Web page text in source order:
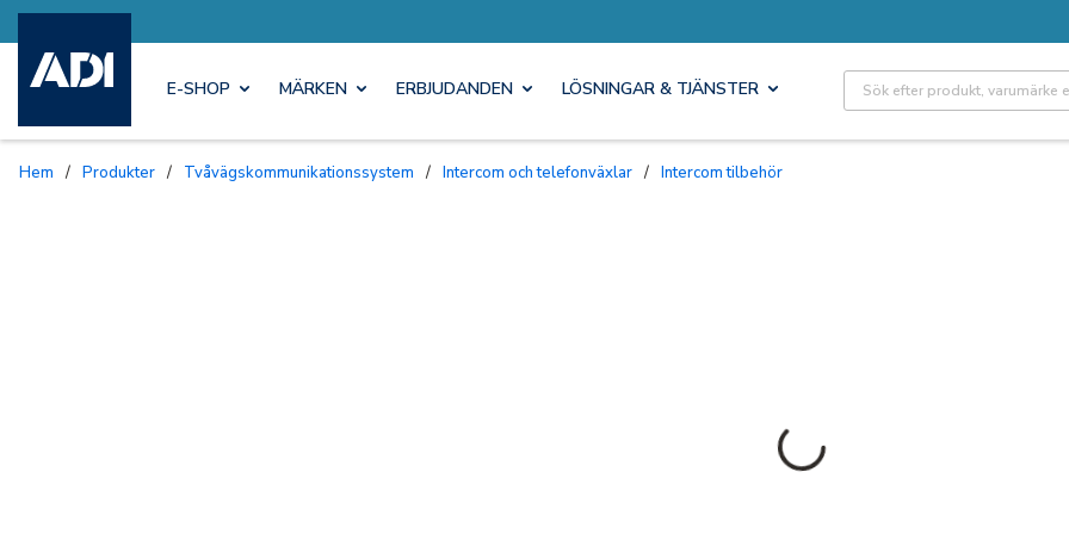
E-SHOP MÄRKEN ERBJUDANDEN LÖSNINGAR & TJÄNSTER Site Search
Hem / Produkter / Tvåvägskommunikationssystem / Intercom och telefonväxlar / Intercom tilbehör